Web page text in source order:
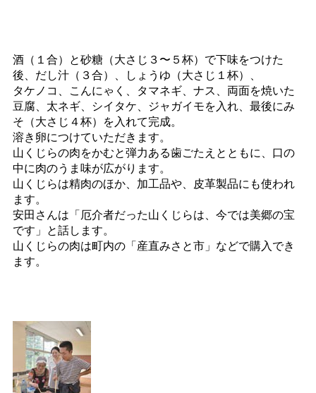
酒（１合）と砂糖（大さじ３〜５杯）で下味をつけた
後、だし汁（３合）、しょうゆ（大さじ１杯）、
タケノコ、こんにゃく、タマネギ、ナス、両面を焼いた
豆腐、太ネギ、シイタケ、ジャガイモを入れ、最後にみ
そ（大さじ４杯）を入れて完成。
溶き卵につけていただきます。
山くじらの肉をかむと弾力ある歯ごたえとともに、口の
中に肉のうま味が広がります。
山くじらは精肉のほか、加工品や、皮革製品にも使われ
ます。
安田さんは「厄介者だった山くじらは、今では美郷の宝
です」と話します。
山くじらの肉は町内の「産直みさと市」などで購入でき
ます。